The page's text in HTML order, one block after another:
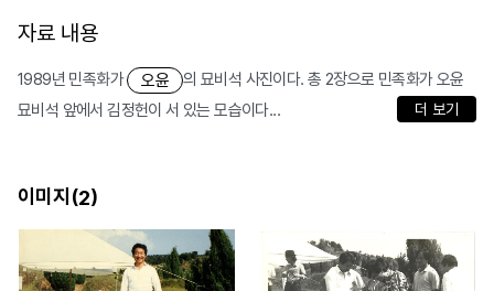
자료 내용
1989년 민족화가 오윤
의 묘비석 사진이다. 총 2장으로 민족화가 오윤
묘비석 앞에서 김정헌이 서 있는 모습이다...
더 보기
이미지(2)